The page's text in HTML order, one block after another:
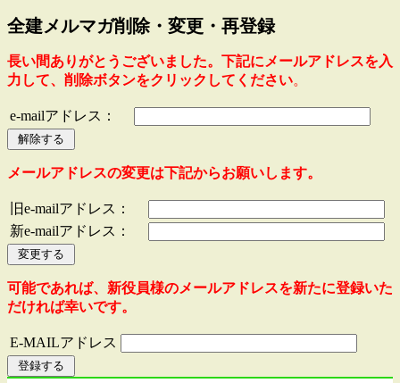
全建メルマガ削除・変更・再登録
長い間ありがとうございました。下記にメールアドレスを入
力して、削除ボタンをクリックしてください。
e-mailアドレス：
メールアドレスの変更は下記からお願いします。
旧e-mailアドレス：
新e-mailアドレス：
可能であれば、新役員様のメールアドレスを新たに登録いた
だければ幸いです。
E-MAILアドレス